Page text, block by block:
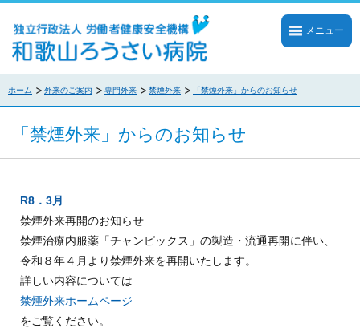
メニュー
ホーム 外来のご案内 専門外来 禁煙外来 「禁煙外来」からのお知らせ
「禁煙外来」からのお知らせ
R8．3月
禁煙外来再開のお知らせ
禁煙治療内服薬「チャンピックス」の製造・流通再開に伴い、
令和８年４月より禁煙外来を再開いたします。
詳しい内容については
禁煙外来ホームページ
をご覧ください。